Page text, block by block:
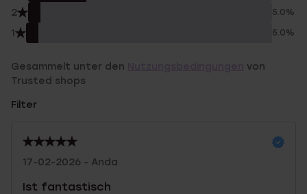
2 5.0%
1 5.0%
Gesammelt unter den
von
Trusted shops
Filter
17-02-2026 - Anda
Ist fantastisch